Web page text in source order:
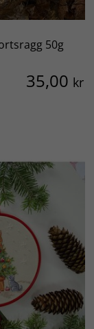
50g
35,00 kr